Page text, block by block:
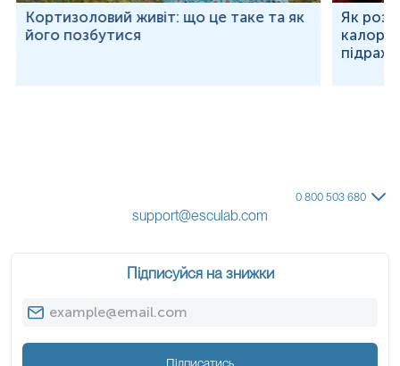
Кортизоловий живіт: що це таке та як
його позбутися
Як
0 800 503 680
support@esculab.com
Підписуйся на знижки
Підписатись